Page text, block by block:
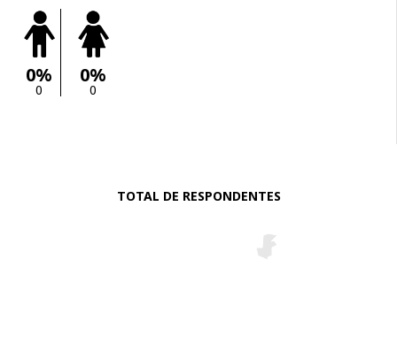
0%
0
0%
0
TOTAL DE RESPONDENTES